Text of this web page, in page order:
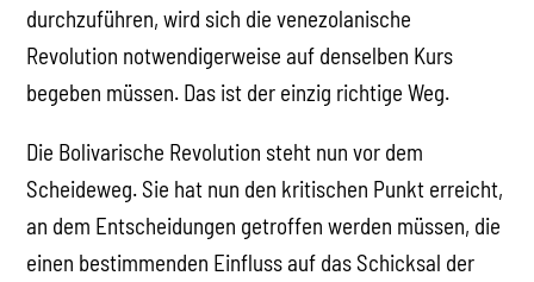
durchzuführen, wird sich die venezolanische
Revolution notwendigerweise auf denselben Kurs
begeben müssen. Das ist der einzig richtige Weg.
Die Bolivarische Revolution steht nun vor dem
Scheideweg. Sie hat nun den kritischen Punkt erreicht,
an dem Entscheidungen getroffen werden müssen, die
einen bestimmenden Einfluss auf das Schicksal der